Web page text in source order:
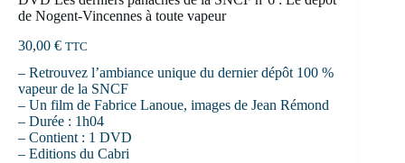
de Nogent-Vincennes à toute vapeur
30,00 € TTC
– Retrouvez l’ambiance unique du dernier dépôt 100 %
vapeur de la SNCF
– Un film de Fabrice Lanoue, images de Jean Rémond
– Durée : 1h04
– Contient : 1 DVD
– Editions du Cabri